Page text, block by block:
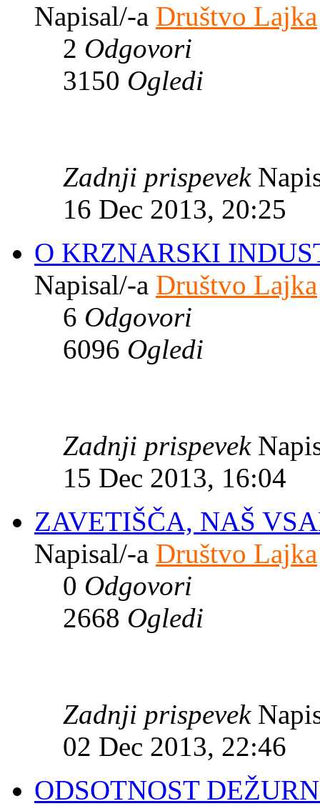
Napisal/-a Društvo Lajka
2 Odgovori
3150 Ogledi
Zadnji prispevek
16 Dec 2013, 20:25
O KRZNARSKI
Napisal/-a Društvo Lajka
6 Odgovori
6096 Ogledi
Zadnji prispevek
15 Dec 2013, 16:04
ZAVETIŠČA, NAŠ
Napisal/-a Društvo Lajka
0 Odgovori
2668 Ogledi
Zadnji prispevek
02 Dec 2013, 22:46
ODSOTNOST